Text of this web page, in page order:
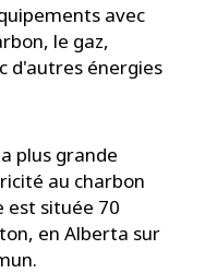
avec
le gaz,
d'autres énergies
plus grande
au charbon
est située 70
en Alberta sur